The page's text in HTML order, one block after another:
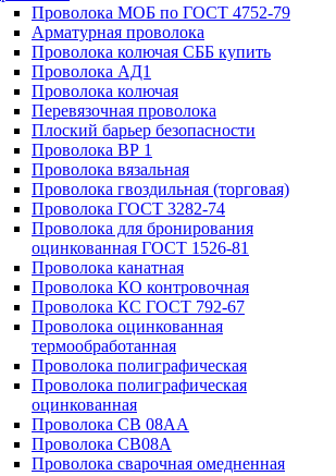
Проволока МОБ по ГОСТ 4752-79
Арматурная проволока
Проволока колючая СББ купить
Проволока АД1
Проволока колючая
Перевязочная проволока
Плоский барьер безопасности
Проволока ВР 1
Проволока вязальная
Проволока гвоздильная (торговая)
Проволока ГОСТ 3282-74
Проволока для бронирования
оцинкованная ГОСТ 1526-81
Проволока канатная
Проволока КО контровочная
Проволока КС ГОСТ 792-67
Проволока оцинкованная
термообработанная
Проволока полиграфическая
Проволока полиграфическая
оцинкованная
Проволока СВ 08АА
Проволока СВ08А
Проволока сварочная омедненная